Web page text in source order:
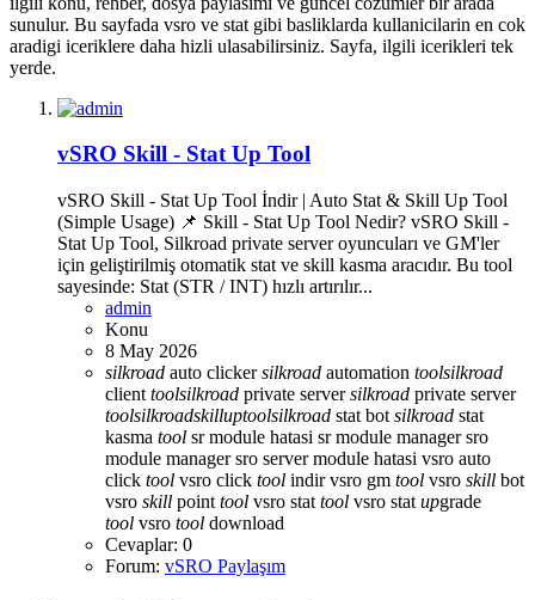
sunulur. Bu sayfada vsro ve stat gibi basliklarda kullanicilarin en cok
aradigi iceriklere daha hizli ulasabilirsiniz. Sayfa, ilgili icerikleri tek
yerde.
vSRO Skill - Stat Up Tool
vSRO Skill - Stat Up Tool İndir | Auto Stat & Skill Up Tool
(Simple Usage) 📌 Skill - Stat Up Tool Nedir? vSRO Skill -
Stat Up Tool, Silkroad private server oyuncuları ve GM'ler
için geliştirilmiş otomatik stat ve skill kasma aracıdır. Bu tool
sayesinde: Stat (STR / INT) hızlı artırılır...
admin
Konu
8 May 2026
silkroad auto clickersilkroad automation toolsilkroad
client toolsilkroad private serversilkroad private server
toolsilkroadskilluptoolsilkroad stat bot silkroad stat
kasma tool sr module hatasi sr module managersro
module managersro server module hatasi vsro auto
click tool vsro click tool indirvsro gm tool vsro skill bot
vsro skill point tool vsro stat tool vsro stat upgrade
tool vsro tool download
Cevaplar: 0
Forum: vSRO Paylaşım